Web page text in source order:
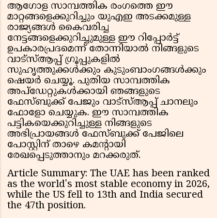
ആഗോള സാമ്പത്തിക രംഗത്തെ ഈ
മാറ്റങ്ങളെക്കുറിച്ചും യുഎഇ അടക്കമുള്ള
രാജ്യങ്ങൾ കൈവരിച്ച
നേട്ടങ്ങളെക്കുറിച്ചുമുള്ള ഈ റിപ്പോർട്ട്
ഉപകാരപ്രദമെന്ന് തോന്നിയാൽ നിങ്ങളുടെ
വാട്സ്ആപ്പ് ഗ്രൂപ്പുകളിൽ
സുഹൃത്തുക്കൾക്കും കുടുംബാംഗങ്ങൾക്കും
ഷെയർ ചെയ്യൂ. പുതിയ സാമ്പത്തിക
അപ്‌ഡേറ്റുകൾക്കായി ഞങ്ങളുടെ
ഫേസ്ബുക്ക് പേജും വാട്സ്ആപ്പ് ചാനലും
ഫോളോ ചെയ്യുക. ഈ സാമ്പത്തിക
പട്ടികയെക്കുറിച്ചുള്ള നിങ്ങളുടെ
അഭിപ്രായങ്ങൾ ഫേസ്ബുക്ക് പേജിലെ
പോസ്റ്റിന് താഴെ കമന്റായി
രേഖപ്പെടുത്താനും മറക്കരുത്.
Article Summary: The UAE has been ranked
as the world's most stable economy in 2026,
while the US fell to 13th and India secured
the 47th position.